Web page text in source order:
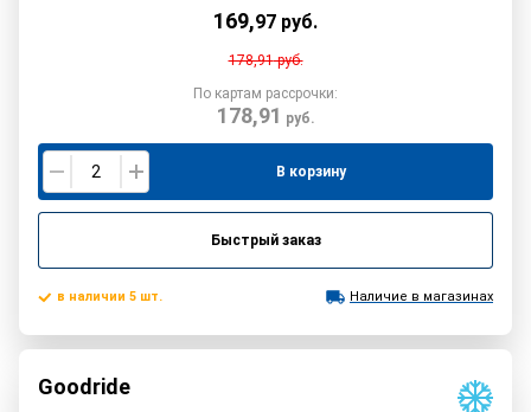
169,97 руб.
178,91руб.
По картам рассрочки:
178,91 руб.
В корзину
Быстрый заказ
в наличии 5 шт. Наличие в магазинах
Goodride